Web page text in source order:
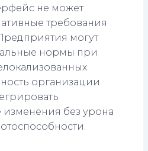
не может
требования
могут
нормы при
организации
без урона